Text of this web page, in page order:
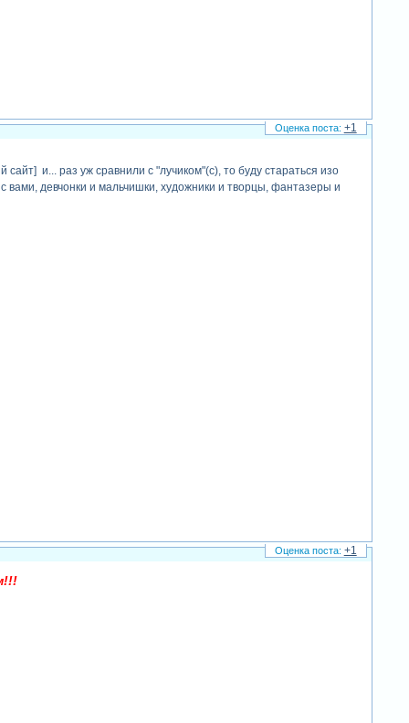
и... раз уж сравнили с "лучиком"(с), то буду стараться изо
девчонки и мальчишки, художники и творцы, фантазеры и
+1
+1